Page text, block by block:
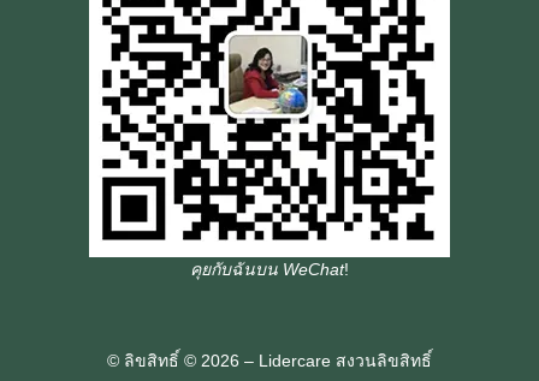
คุยกับฉันบน WeChat!
© ลิขสิทธิ์ © 2026 – Lidercare สงวนลิขสิทธิ์